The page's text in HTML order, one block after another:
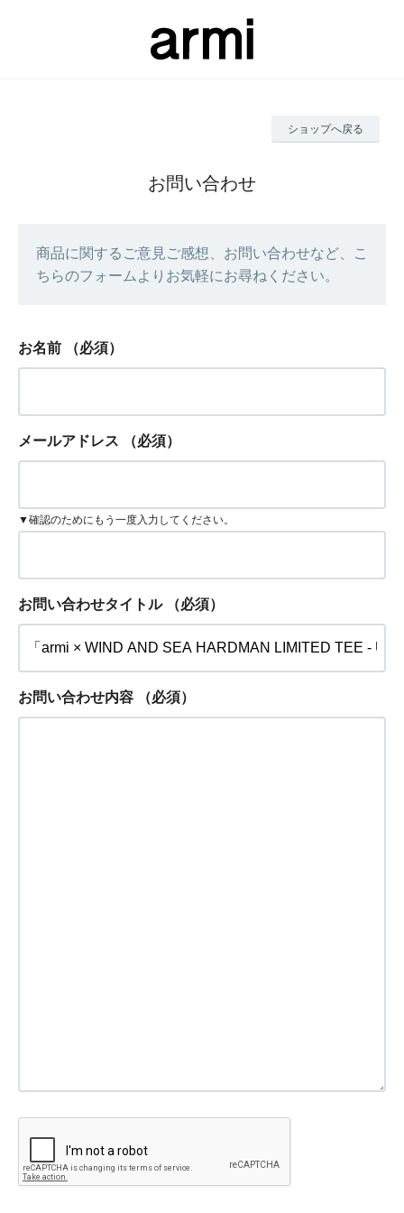
ショップへ戻る
お問い合わせ
商品に関するご意見ご感想、お問い合わせなど、こ
ちらのフォームよりお気軽にお尋ねください。
お名前 （必須）
メールアドレス （必須）
▼確認のためにもう一度入力してください。
お問い合わせタイトル （必須）
お問い合わせ内容 （必須）